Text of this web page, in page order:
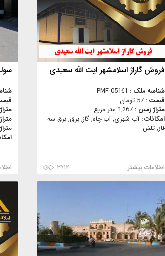
فروش گاراژ اسلامشهر ایت الله سعیدی
شناسه ملک : PMF-05161
قیمت : 57 تومان
متراژ زمین : 1,267 متر مربع
امکانات :آب شهری, آب چاه, گاز, برق, برق سه
فاز, تلفن
اطلاعات بیشتر ۳۷۱۲
سوله 174متری مجتمع